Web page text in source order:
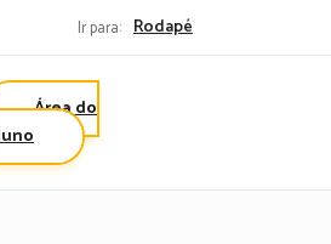
Ir para: Rodapé
Área do